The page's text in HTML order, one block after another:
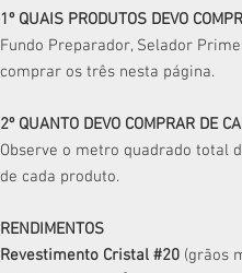
1º QUAIS PRODUTOS DEVO
Fundo Preparador, Selador
comprar os três nesta página.
2º QUANTO DEVO COMPRAR DE
Observe o metro quadrado total
de cada produto.
RENDIMENTOS
Revestimento Cristal #20 (grãos